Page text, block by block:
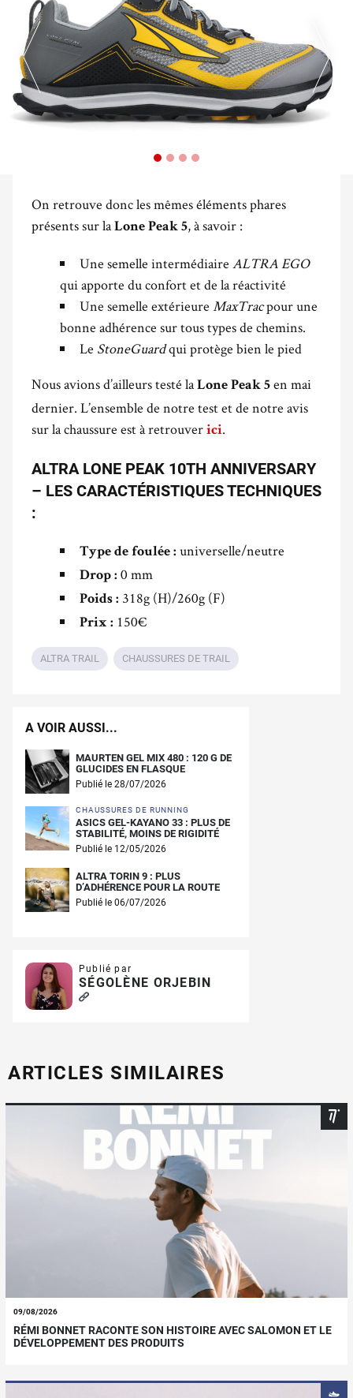
On retrouve donc les mêmes éléments phares
présents sur laLone Peak 5, à savoir :
Une semelle intermédiaire ALTRA EGO
qui apporte du confort et de la réactivité
Une semelle extérieure MaxTracpour une
bonne adhérence sur tous types de chemins.
Le StoneGuardqui protège bien le pied
Nous avions d’ailleurs testé laLone Peak 5 en mai
dernier. L’ensemble de notre test et de notre avis
sur la chaussure est à retrouver ici.
ALTRA LONE PEAK 10TH ANNIVERSARY
– LES CARACTÉRISTIQUES TECHNIQUES
:
Type de foulée : universelle/neutre
Drop : 0 mm
Poids : 318g (H)/260g (F)
Prix : 150€
ALTRA TRAIL CHAUSSURES DE TRAIL
A VOIR AUSSI...
MAURTEN GEL MIX 480 : 120 G DE
GLUCIDES EN FLASQUE
Publié le 28/07/2026
CHAUSSURES DE RUNNING
ASICS GEL-KAYANO 33 : PLUS DE
STABILITÉ, MOINS DE RIGIDITÉ
Publié le 12/05/2026
ALTRA TORIN 9 : PLUS
D’ADHÉRENCE POUR LA ROUTE
Publié le 06/07/2026
Publié par
SÉGOLÈNE ORJEBIN
ARTICLES SIMILAIRES
09/08/2026
RÉMI BONNET RACONTE SON HISTOIRE AVEC SALOMON ET LE
DÉVELOPPEMENT DES PRODUITS